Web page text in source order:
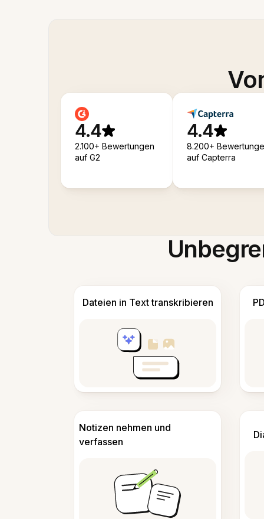
4.4
2.100+ Bewertungen
auf G2
4.4
8.200+
auf Capterra
Dateien in Text transkribieren
Notizen nehmen und
verfassen